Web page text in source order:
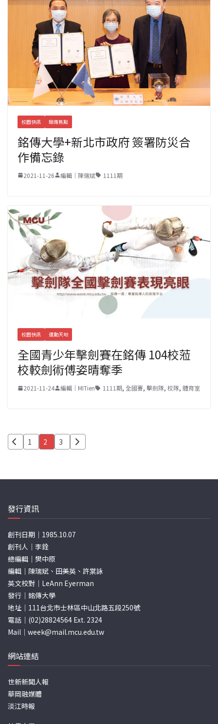
校園快訊 銘傳焦點
銘傳大學+新北市政府 簽署防災合
作備忘錄
2021-11-26 編輯｜陳瑞斌 1111期
校園快訊 運動天地
全國青少年擊劍賽在銘傳 104校蒞
校較劍術傅姿晴奪季
2021-11-24 編輯｜MITien 1111期, 全國賽, 擊劍隊, 校隊, 體育室
文
分
頁
1 2 3
發行資訊
創刊日期｜1985.10.07
創刊人｜李銓
總編輯｜樊中原
編輯｜陳瑞斌、田美英、許棠詠
英文校對｜LeAnn Eyerman
發行｜銘傳大學
地址｜111台北市士林區中山北路五段250號
電話｜(02)28824564 Ext. 2324
Mail｜ week@mail.mcu.edu.tw
網站連結
世新新聞人報
華岡融媒體
淡江時報